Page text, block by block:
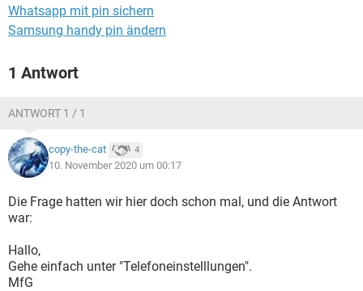
Whatsapp mit pin sichern
Samsung handy pin ändern
1 Antwort
ANTWORT 1 / 1
copy-the-cat 4
10. November 2020 um 00:17
Die Frage hatten wir hier doch schon mal, und die Antwort
war:
Hallo,
Gehe einfach unter "Telefoneinstelllungen".
MfG